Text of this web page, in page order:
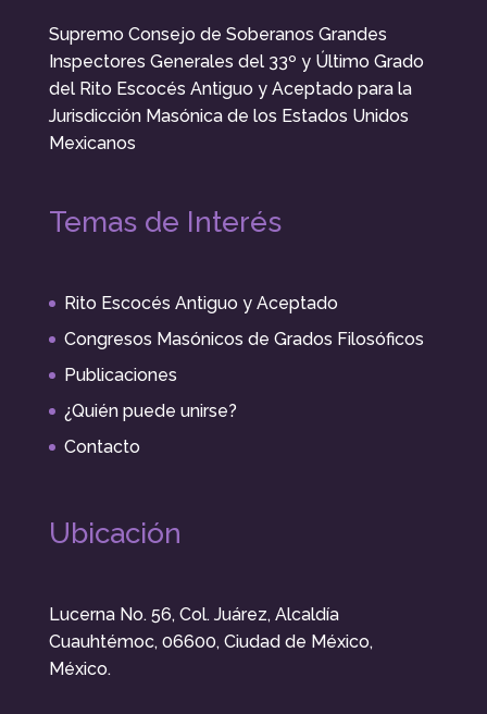
Supremo Consejo de Soberanos Grandes
Inspectores Generales del 33º y Último Grado
del Rito Escocés Antiguo y Aceptado para la
Jurisdicción Masónica de los Estados Unidos
Mexicanos
Temas de Interés
Rito Escocés Antiguo y Aceptado
Congresos Masónicos de Grados Filosóficos
Publicaciones
¿Quién puede unirse?
Contacto
Ubicación
Lucerna No. 56, Col. Juárez, Alcaldía
Cuauhtémoc, 06600, Ciudad de México,
México.